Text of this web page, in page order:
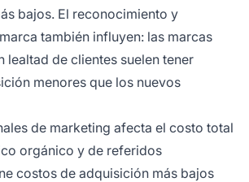
bajos. El reconocimiento y
también influyen: las marcas
lealtad de clientes suelen tener
menores que los nuevos
de marketing afecta el costo total
orgánico y de referidos
costos de adquisición más bajos